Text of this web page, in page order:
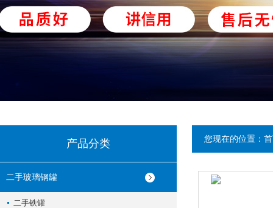
产品分类
二手玻璃钢罐
二手铁罐
您现在的位置：